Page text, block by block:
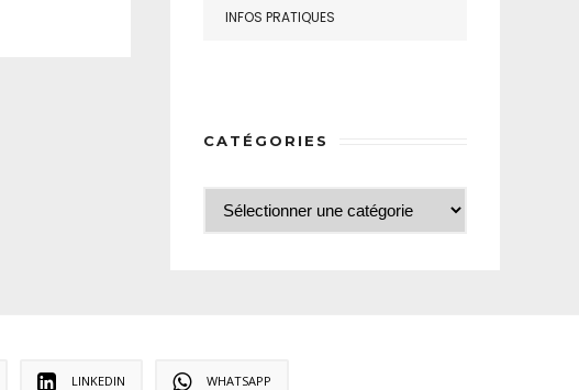
INFOS PRATIQUES
CATÉGORIES
LINKEDIN WHATSAPP